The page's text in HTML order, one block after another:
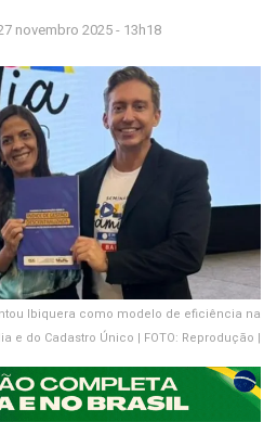
novembro 2025 - 13h18
Ibiquera como modelo de eficiência na
e do Cadastro Único | FOTO: Reprodução |